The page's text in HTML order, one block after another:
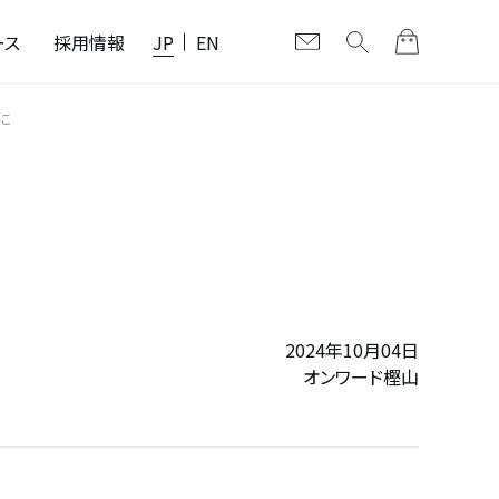
JP EN
採用情報
に
2024年10月04日
オンワード樫山